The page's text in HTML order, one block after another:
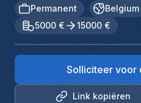
Permanent Belgium
5000 €
15000 €
Link kopiëren
Solliciteer voor